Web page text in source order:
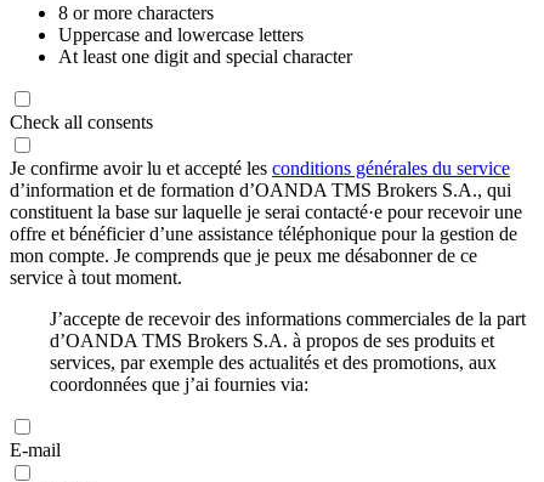
8 or more characters
Uppercase and lowercase letters
At least one digit and special character
Check all consents
Je confirme avoir lu et accepté les conditions générales du service
d’information et de formation d’OANDA TMS Brokers S.A., qui
constituent la base sur laquelle je serai contacté·e pour recevoir une
offre et bénéficier d’une assistance téléphonique pour la gestion de
mon compte. Je comprends que je peux me désabonner de ce
service à tout moment.
J’accepte de recevoir des informations commerciales de la part
d’OANDA TMS Brokers S.A. à propos de ses produits et
services, par exemple des actualités et des promotions, aux
coordonnées que j’ai fournies via:
E-mail